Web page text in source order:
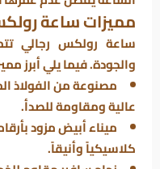
مميزات ساعة
ساعة رولكس رجالي
والجودة. فيما يلي أبرز
مصنوعة من الفولاذ
عالية ومقاومة للصدأ.
ميناء أبيض مزود
كلاسيكياً وأنيقاً.